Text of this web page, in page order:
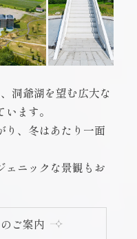
洞爺湖を望む広大な
ます。
り、冬はあたり一面
ェニックな景観もお
ご案内